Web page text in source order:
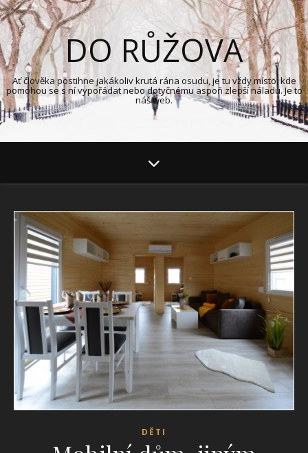
DO RŮŽOVA
Ať člověka postihne jakákoliv krutá rána osudu, je tu vždy místo, kde
pomohou se s ní vypořádat nebo dotyčnému aspoň zlepší náladu. Je to
náš web.
DĚTI